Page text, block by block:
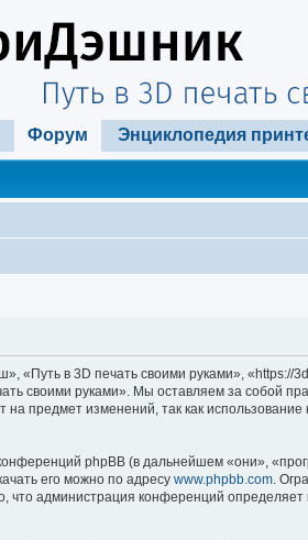
Форум Энциклопедия
в 3D печать своими руками»,
своими руками». Мы оставляем за собой
предмет изменений, так как
phpBB (в дальнейшем «они»,
его можно по адресу www.phpbb.com .
что администрация конференций